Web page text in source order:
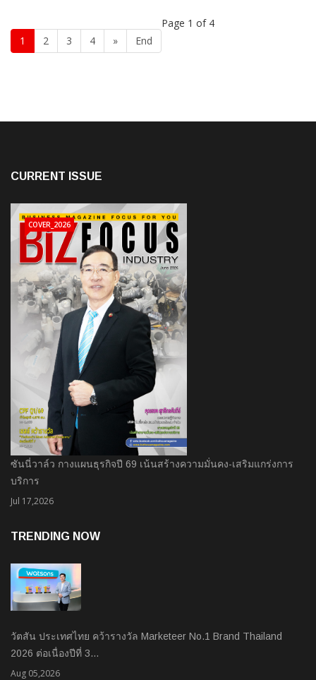
Page 1 of 4
1
2 3 4 » End
CURRENT ISSUE
ซันนี่วาล์ว กางแผนธุรกิจปี 69 เน้นสร้างความมั่นคง-เสริมแกร่งการ
บริการ
Jul 17,2026
COVER_2026
TRENDING NOW
วัตสัน ประเทศไทย คว้ารางวัล Marketeer No.1 Brand Thailand
2026 ต่อเนื่องปีที่ 3…
Aug 05,2026